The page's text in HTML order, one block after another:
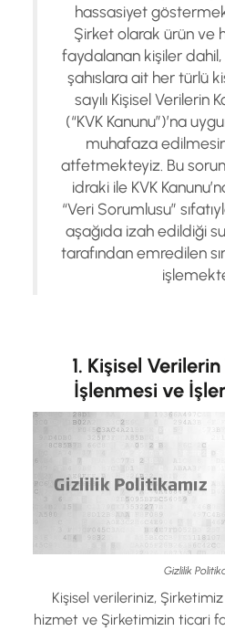
hassasiyet
Şirket olarak ürün ve
faydalanan kişiler
şahıslara ait her türlü
sayılı Kişisel Verilerin
(“KVK Kanunu”)’na
muhafaza
atfetmekteyiz. Bu
idraki ile KVK
“Veri Sorumlusu”
aşağıda izah edildiği
tarafından emredilen
1. Kişisel
İşlenmesi ve
Gizlilik
Kişisel verileriniz,
hizmet ve Şirketimizin ticari